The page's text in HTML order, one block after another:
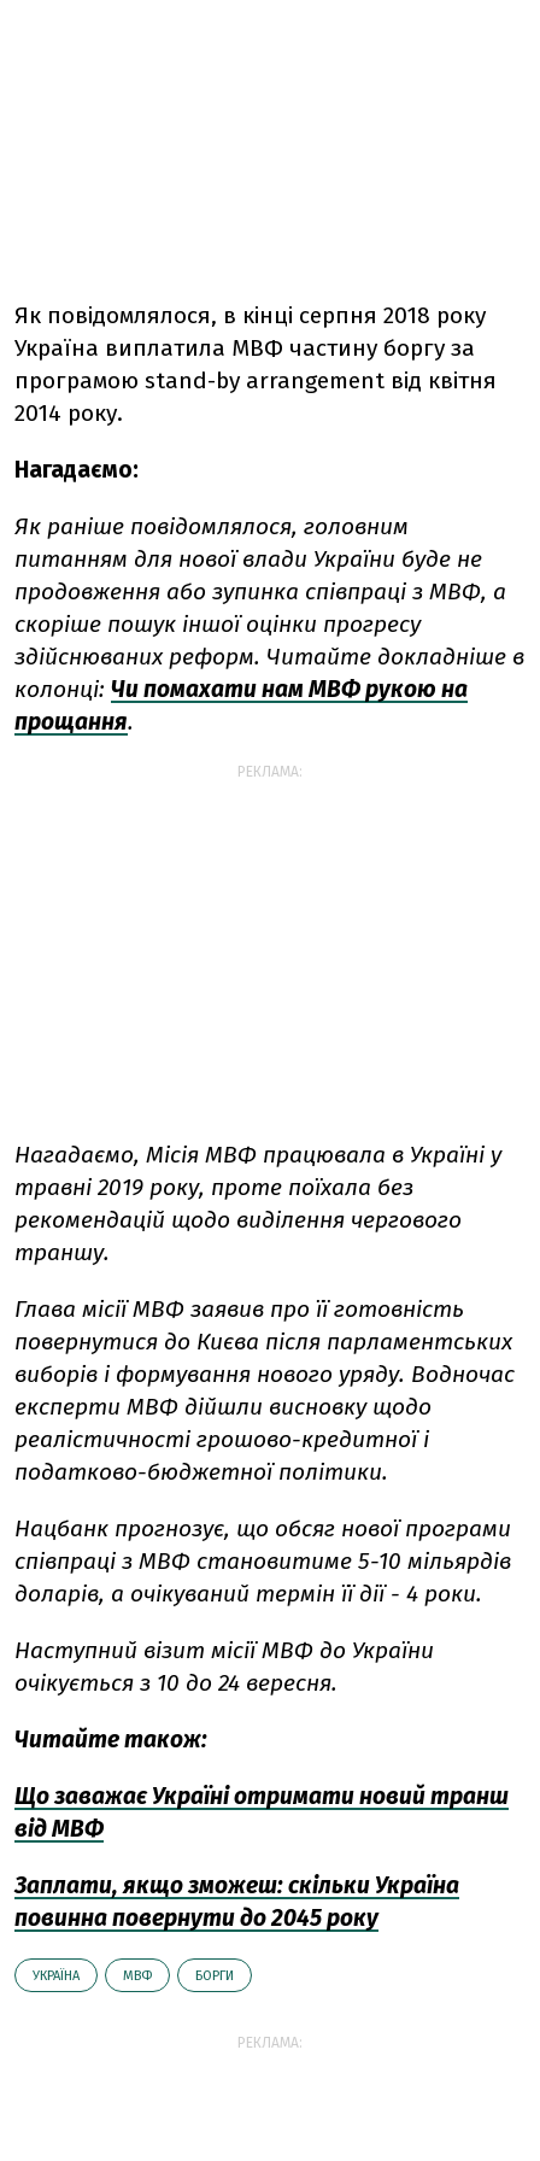
Як повідомлялося, в кінці серпня 2018 року
Україна виплатила МВФ частину боргу за
програмою stand-by arrangement від квітня
2014 року.
Нагадаємо:
Як раніше повідомлялося, головним
питанням для нової влади України буде не
продовження або зупинка співпраці з МВФ, а
скоріше пошук іншої оцінки прогресу
здійснюваних реформ. Читайте докладніше в
колонці: Чи помахати нам МВФ рукою на
прощання.
РЕКЛАМА:
Нагадаємо, Місія МВФ працювала в Україні у
травні 2019 року, проте поїхала без
рекомендацій щодо виділення чергового
траншу.
Глава місії МВФ заявив про її готовність
повернутися до Києва після парламентських
виборів і формування нового уряду. Водночас
експерти МВФ дійшли висновку щодо
реалістичності грошово-кредитної і
податково-бюджетної політики.
Нацбанк прогнозує, що обсяг нової програми
співпраці з МВФ становитиме 5-10 мільярдів
доларів, а очікуваний термін її дії - 4 роки.
Наступний візит місії МВФ до України
очікується з 10 до 24 вересня.
Читайте також:
Що заважає Україні отримати новий транш
від МВФ
Заплати, якщо зможеш: скільки Україна
повинна повернути до 2045 року
УКРАЇНА МВФ БОРГИ
РЕКЛАМА: